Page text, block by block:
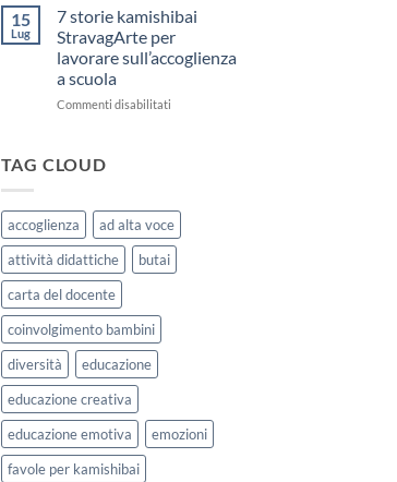
i
bambini
Kamishibai
Gratis
sull’Accoglienza:
La
delle
2026
15
Lug
7 storie kamishibai
StravagArte per
lavorare sull’accoglienza
a scuola
Commenti disabilitatisu
lavorare
sull’accoglienza
a
scuola
TAG CLOUD
accoglienza
ad alta voce
attività didattiche
butai
carta del docente
coinvolgimento bambini
diversità
educazione
educazione creativa
educazione emotiva
emozioni
favole per kamishibai